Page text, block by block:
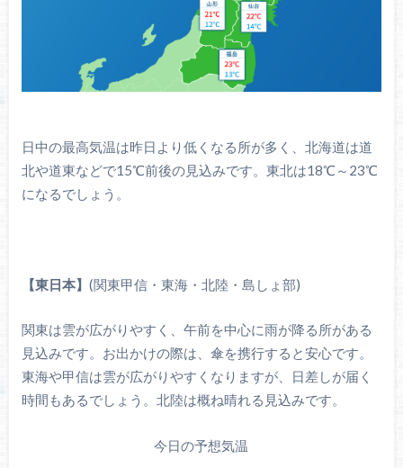
日中の最高気温は昨日より低くなる所が多く、北海道は道
北や道東などで15℃前後の見込みです。東北は18℃～23℃
になるでしょう。
【東日本】 (関東甲信・東海・北陸・島しょ部)
関東は雲が広がりやすく、午前を中心に雨が降る所がある
見込みです。お出かけの際は、傘を携行すると安心です。
東海や甲信は雲が広がりやすくなりますが、日差しが届く
時間もあるでしょう。北陸は概ね晴れる見込みです。
今日の予想気温